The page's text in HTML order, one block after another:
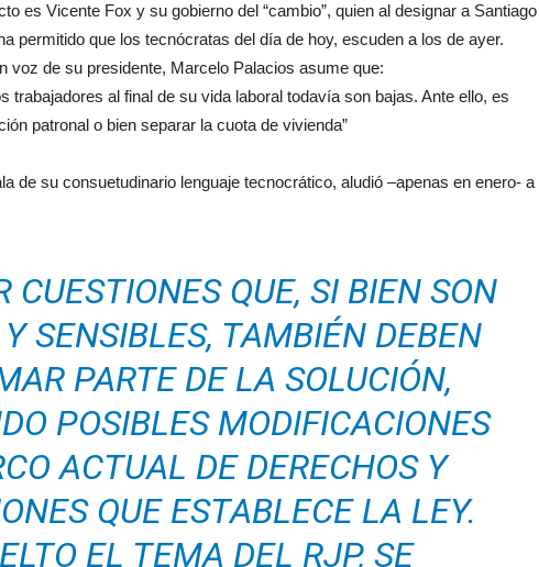
es Vicente Fox y su gobierno del “cambio”, quien al designar a Santiago
permitido que los tecnócratas del día de hoy, escuden a los de ayer.
voz de su presidente, Marcelo Palacios asume que:
trabajadores al final de su vida laboral todavía son bajas. Ante ello, es
patronal o bien separar la cuota de vivienda”
de su consuetudinario lenguaje tecnocrático, aludió –apenas en enero- a
CUESTIONES QUE, SI BIEN SON
SENSIBLES, TAMBIÉN DEBEN
PARTE DE LA SOLUCIÓN,
POSIBLES MODIFICACIONES
ACTUAL DE DERECHOS Y
QUE ESTABLECE LA LEY.
EL TEMA DEL RJP, SE